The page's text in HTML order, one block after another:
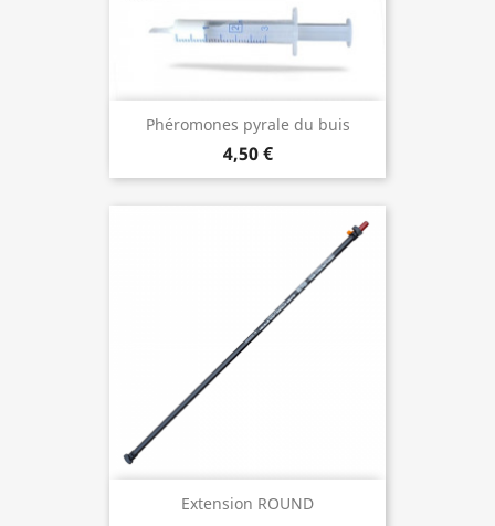
Phéromones pyrale du buis
4,50 €
Extension ROUND